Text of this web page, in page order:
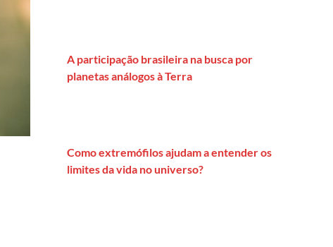
A participação brasileira na busca por
planetas análogos à Terra
Como extremófilos ajudam a entender os
limites da vida no universo?